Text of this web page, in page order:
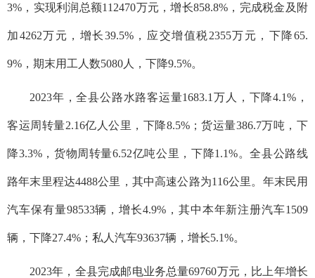
3%，实现利润总额112470万元，增长858.8%，完成税金及附
加4262万元，增长39.5%，应交增值税2355万元，下降65.
9%，期末用工人数5080人，下降9.5%。
2023年，全县公路水路客运量1683.1万人，下降4.1%，
客运周转量2.16亿人公里，下降8.5%；货运量386.7万吨，下
降3.3%，货物周转量6.52亿吨公里，下降1.1%。全县公路线
路年末里程达4488公里，其中高速公路为116公里。年末民用
汽车保有量98533辆，增长4.9%，其中本年新注册汽车1509
辆，下降27.4%；私人汽车93637辆，增长5.1%。
2023年，全县完成邮电业务总量69760万元，比上年增长